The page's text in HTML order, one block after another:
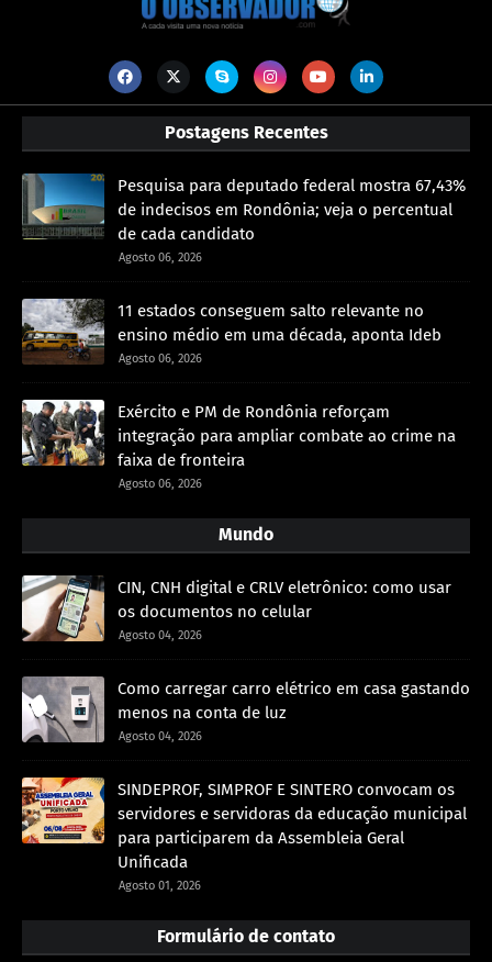
Postagens Recentes
Pesquisa para deputado federal mostra 67,43%
de indecisos em Rondônia; veja o percentual
de cada candidato
Agosto 06, 2026
11 estados conseguem salto relevante no
ensino médio em uma década, aponta Ideb
Agosto 06, 2026
Exército e PM de Rondônia reforçam
integração para ampliar combate ao crime na
faixa de fronteira
Agosto 06, 2026
Mundo
CIN, CNH digital e CRLV eletrônico: como usar
os documentos no celular
Agosto 04, 2026
Como carregar carro elétrico em casa gastando
menos na conta de luz
Agosto 04, 2026
SINDEPROF, SIMPROF E SINTERO convocam os
servidores e servidoras da educação municipal
para participarem da Assembleia Geral
Unificada
Agosto 01, 2026
Formulário de contato